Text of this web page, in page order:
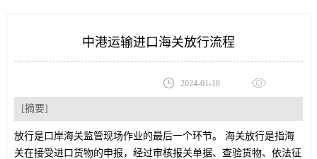
中港运输进口海关放行流程
2024-01-18
[摘要]
放行是口岸海关监管现场作业的最后一个环节。
海关放行是指海
关在接受进口货物的申报，经过审核报关单据、查验货物、依法征